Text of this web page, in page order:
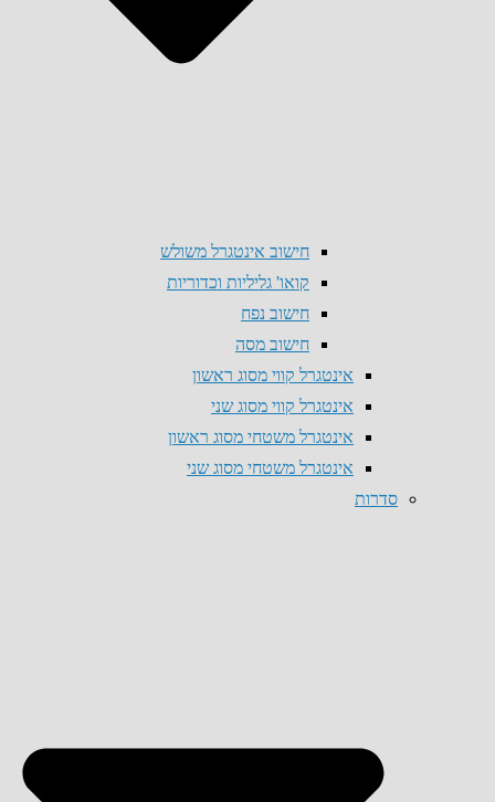
חישוב אינטגרל משולש
קואו' גליליות וכדוריות
חישוב נפח
חישוב מסה
אינטגרל קווי מסוג ראשון
אינטגרל קווי מסוג שני
אינטגרל משטחי מסוג ראשון
אינטגרל משטחי מסוג שני
סדרות